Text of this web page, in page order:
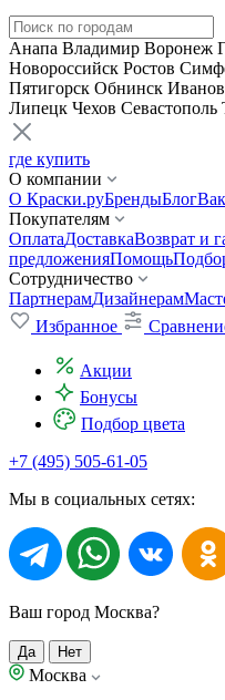
Анапа Владимир Воронеж
Новороссийск Ростов
Пятигорск Обнинск
Липецк Чехов Севастополь
где купить
О компании
О Краски.руБрендыБлог
Покупателям
ОплатаДоставкаВозврат и
предложенияПомощь
Сотрудничество
ПартнерамДизайнерам
Избранное
Акции
Бонусы
Подбор цвета
+7 (495) 505-61-05
Мы в социальных сетях:
Ваш город Москва?
Да Нет
Москва